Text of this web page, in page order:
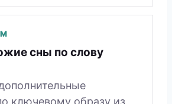
сны по слову
ключевому образу из